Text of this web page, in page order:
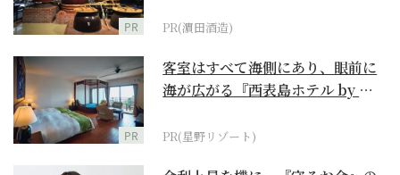
PR PR(濵田酒造)
PR
客室はすべて海側にあり、眼前に
海が広がる『西表島ホテル by 星
PR(星野リゾート)